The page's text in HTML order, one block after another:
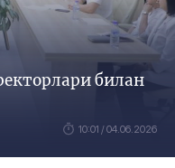
билан
10:01 / 04.06.2026